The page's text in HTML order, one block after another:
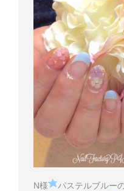
N様
パステルブルー